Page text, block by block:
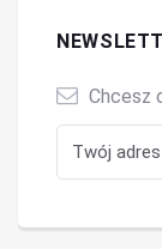
Chcesz